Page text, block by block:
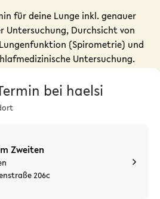
für deine Lunge inkl. genauer
Untersuchung, Durchsicht von
(Spirometrie) und
Untersuchung.
bei haelsi
Zweiten
206c